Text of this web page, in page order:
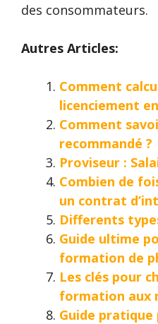
des consommateurs.
Autres Articles:
Comment
licenciement en
Comment
recommandé ?
Proviseur :
Combien de
un contrat
Differents
Guide ultime
formation de
Les clés pour
formation aux
Guide